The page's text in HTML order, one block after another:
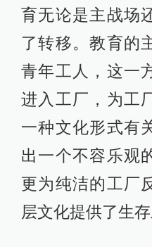
育无论是主战场
了转移。教育的
青年工人，这一
进入工厂，为工
一种文化形式有
出一个不容乐观
更为纯洁的工厂
层文化提供了生存